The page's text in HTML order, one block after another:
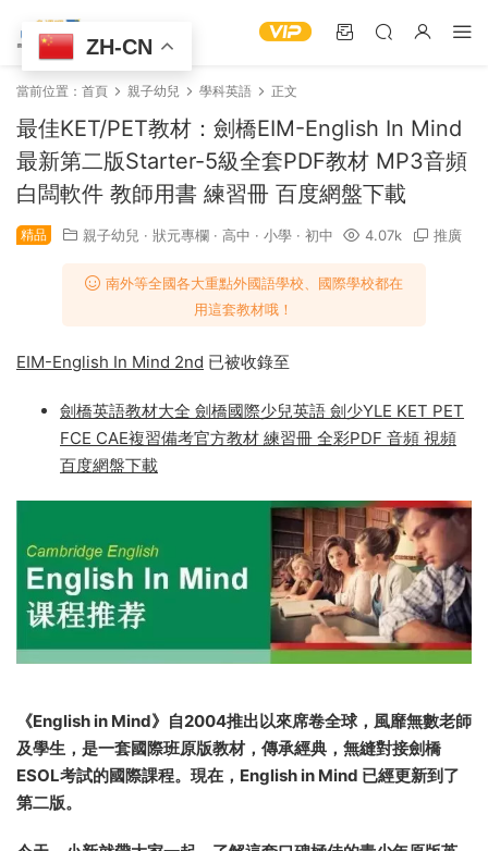
當前位置： 首頁 親子幼兒 學科英語 正文
最佳KET/PET教材：劍橋EIM-English In Mind
最新第二版Starter-5級全套PDF教材 MP3音頻
白闆軟件 教師用書 練習冊 百度網盤下載
精品 親子幼兒 · 狀元專欄 · 高中 · 小學 · 初中 4.07k 推廣
南外等全國各大重點外國語學校、國際學校都在
用這套教材哦！
EIM-English In Mind 2nd 已被收錄至
劍橋英語教材大全 劍橋國際少兒英語 劍少YLE KET PET
FCE CAE複習備考官方教材 練習冊 全彩PDF 音頻 視頻
百度網盤下載
《English in Mind》自2004推出以來席卷全球，風靡無數老師
及學生，是一套國際班原版教材，傳承經典，無縫對接劍橋
ESOL考試的國際課程。現在，English in Mind 已經更新到了
第二版。
ZH-CN